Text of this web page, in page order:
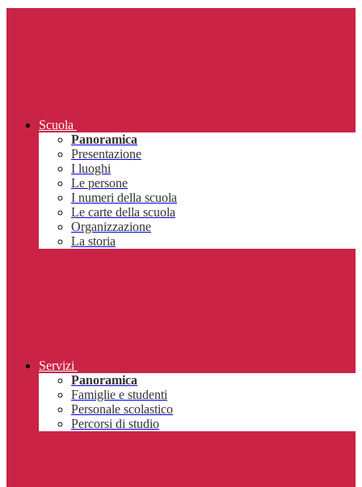
Scuola
Panoramica
Presentazione
I luoghi
Le persone
I numeri della scuola
Le carte della scuola
Organizzazione
La storia
Servizi
Panoramica
Famiglie e studenti
Personale scolastico
Percorsi di studio